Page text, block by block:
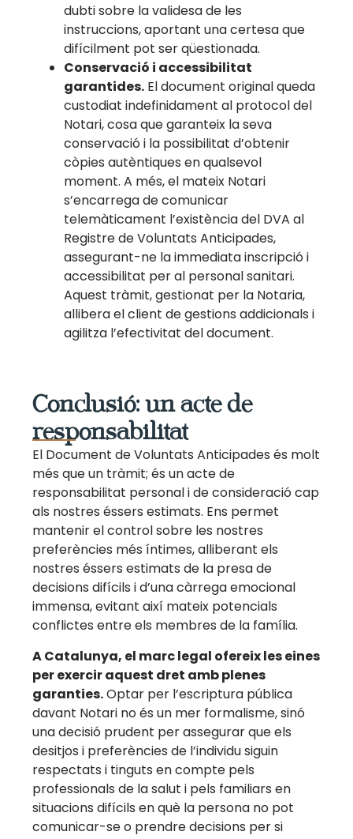
dubti sobre la validesa de les
instruccions, aportant una certesa que
difícilment pot ser qüestionada.
Conservació i accessibilitat
garantides. El document original queda
custodiat indefinidament al protocol del
Notari, cosa que garanteix la seva
conservació i la possibilitat d’obtenir
còpies autèntiques en qualsevol
moment. A més, el mateix Notari
s’encarrega de comunicar
telemàticament l’existència del DVA al
Registre de Voluntats Anticipades,
assegurant-ne la immediata inscripció i
accessibilitat per al personal sanitari.
Aquest tràmit, gestionat per la Notaria,
allibera el client de gestions addicionals i
agilitza l’efectivitat del document.
Conclusió: un acte de
responsabilitat
El Document de Voluntats Anticipades és molt
més que un tràmit; és un acte de
responsabilitat personal i de consideració cap
als nostres éssers estimats. Ens permet
mantenir el control sobre les nostres
preferències més íntimes, alliberant els
nostres éssers estimats de la presa de
decisions difícils i d’una càrrega emocional
immensa, evitant així mateix potencials
conflictes entre els membres de la família.
A Catalunya, el marc legal ofereix les eines
per exercir aquest dret amb plenes
garanties.Optar per l’escriptura pública
davant Notari no és un mer formalisme, sinó
una decisió prudent per assegurar que els
desitjos i preferències de l’individu siguin
respectats i tinguts en compte pels
professionals de la salut i pels familiars en
situacions difícils en què la persona no pot
comunicar-se o prendre decisions per si